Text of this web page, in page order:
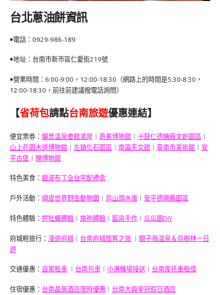
台北蔥油餅資訊
￭電話： 0929-986-189
￭地址：台南市新市區仁愛街219號
￭營業時間：6:00-9:00，12:00-18:30（網路上的時間是5:30-8:30，
12:00-18:30，前往前建議撥電話詢問）
【省荷包請點台南旅遊優惠連結】
便宜票劵： 儷景溫泉會館湯屋 ︱ 奇美博物館 ︱ 十鼓仁德糖廠文創園區 ︱
山上花園水道博物館 ︱ 左鎮化石園區 ︱ 南瀛天文館 ︱ 臺南市美術館 ︱ 安
平古堡 ︱ 鹽博物館
特色美食： 銀波布丁全台宅配禮盒
戶外活動： 頑皮世界野生動物園 ︱ 烏山頭水庫 ︱ 安平德陽艦園區
特色體驗： 挖牡蠣體驗 ︱ 旗袍體驗 ︱ 藍染手作 ︱ 瓜瓜園DIY
府城輕旅行： 漫遊府城 ︱ 台南府城懷舊之旅 ︱ 關子嶺溫泉＆烏樹林一日
遊
交通優惠： 自駕租車 ︱ 台南包車 ︱ 小港機場接送 ︱ 台南摩托車租借
住宿優惠： 台南晶英酒店限時優惠 ︱ 台南大員皇冠假日酒店